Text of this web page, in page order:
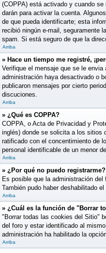
(COPPA) está activado y cuando se
darán para activar la cuenta.
de que pueda identificarte; esta
recibió ningún e-mail, seguramente
spam. Si está seguro de que la
Arriba
» Hace un tiempo me registré,
Verifique el mensaje que se le
administración haya desactivado o
publicaron mensajes por cierto
discuciones.
Arriba
» ¿Qué es COPPA?
COPPA, o Acta de Privacidad y
inglés) donde se solicita a los sitios
ratificado con el concentimiento de
personal identificable de un menor
Arriba
» ¿Por qué no puedo registrarme?
Es posible que la administración
También pudo haber deshabilitado
Arriba
» ¿Cuál es la función de "Borrar
"Borrar todas las cookies del Sitio"
del foro y estar identificado al
administración ha habilitado la
Arriba